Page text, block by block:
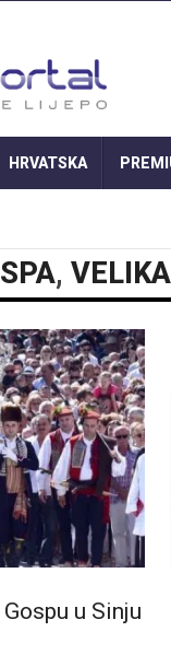
HRVATSKA
,
u Sinju